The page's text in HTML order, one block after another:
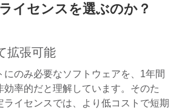
イセンスを選ぶのか？
拡張可能
にのみ必要なソフトウェアを、1年間
効率的だと理解しています。そのた
ライセンスでは、より低コストで短期